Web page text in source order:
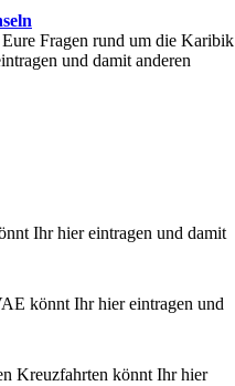
Fragen rund um die Karibik
und damit anderen
Ihr hier eintragen und damit
könnt Ihr hier eintragen und
Kreuzfahrten könnt Ihr hier